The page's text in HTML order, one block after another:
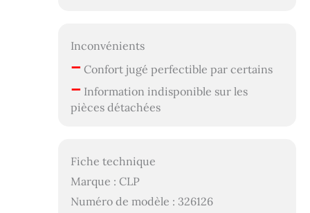
Inconvénients
– Confort jugé perfectible par certains
– Information indisponible sur les
pièces détachées
Fiche technique
Marque : CLP
Numéro de modèle : 326126